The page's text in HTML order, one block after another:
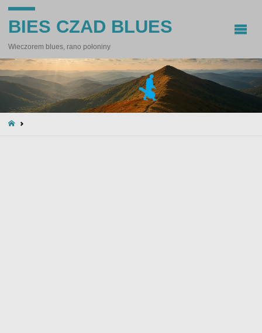
BIES CZAD BLUES
Wieczorem blues, rano połoniny
STRONA